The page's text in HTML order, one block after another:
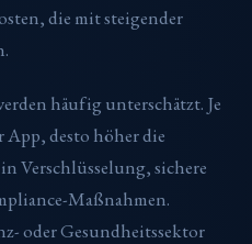
die mit steigender
häufig unterschätzt. Je
desto höher die
Verschlüsselung, sichere
Maßnahmen.
oder Gesundheitssektor